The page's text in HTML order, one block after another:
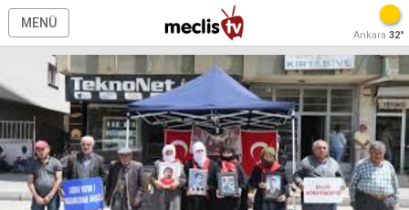
MENÜ
Ankara 32°